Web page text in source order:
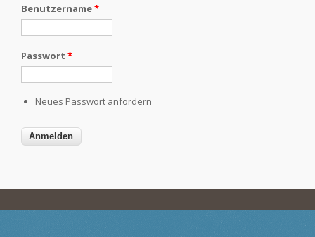
Benutzername*
Passwort *
Neues Passwort anfordern